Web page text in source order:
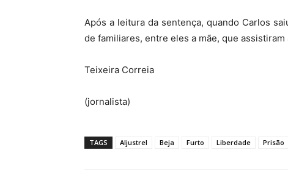
Após a leitura da sentença, quando Carlos
de familiares, entre eles a mãe, que
Teixeira Correia
(jornalista)
TAGS Aljustrel Beja Furto Liberdade Prisão